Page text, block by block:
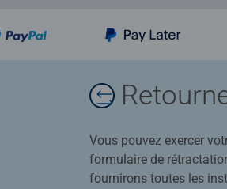
Vous pouvez exercer
formulaire de
fournirons toutes les